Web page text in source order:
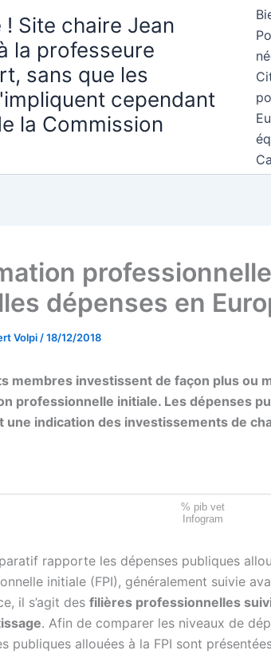
! Site chaire Jean
la professeure
sans que les
cependant
la Commission
dépenses en
Volpi /18/12/2018
membres investissent de façon plus ou
professionnelle initiale. Les dépenses
une indication des investissements de
% pib vet
Infogram
rapporte les dépenses publiques
initiale (FPI), généralement suivie
il s’agit des filières professionnelles
. Afin de comparer les niveaux de
publiques allouées à la FPI sont